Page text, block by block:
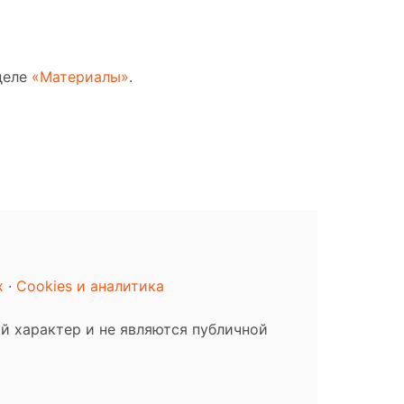
«Материалы».
· Cookies и аналитика
и не являются публичной